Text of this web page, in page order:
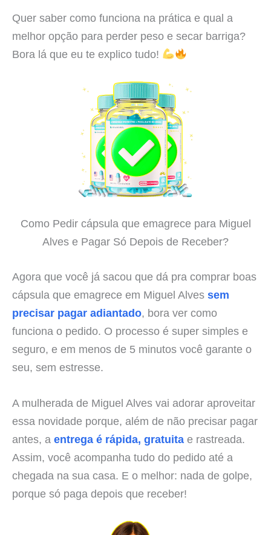
Quer saber como funciona na prática e qual a
melhor opção para perder peso e secar barriga?
Bora lá que eu te explico tudo!
Como Pedir cápsula que emagrece para Miguel
Alves e Pagar Só Depois de Receber?
Agora que você já sacou que dá pra comprar boas
cápsula que emagrece em Miguel Alves sem
precisar pagar adiantado, bora ver como
funciona o pedido. O processo é super simples e
seguro, e em menos de 5 minutos você garante o
seu, sem estresse.
A mulherada de Miguel Alves vai adorar aproveitar
essa novidade porque, além de não precisar pagar
antes, a entrega é rápida, gratuita e rastreada.
Assim, você acompanha tudo do pedido até a
chegada na sua casa. E o melhor: nada de golpe,
porque só paga depois que receber!